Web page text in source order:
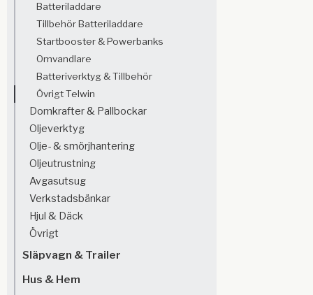
Batteriladdare
Tillbehör Batteriladdare
Startbooster & Powerbanks
Omvandlare
Batteriverktyg & Tillbehör
Övrigt Telwin
Domkrafter & Pallbockar
Oljeverktyg
Olje- & smörjhantering
Oljeutrustning
Avgasutsug
Verkstadsbänkar
Hjul & Däck
Övrigt
Släpvagn & Trailer
Hus & Hem